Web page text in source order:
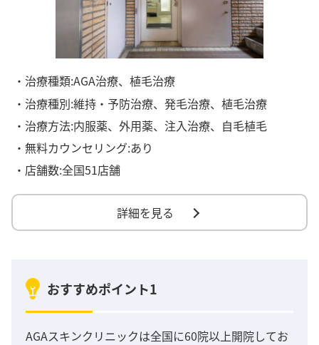
・治療種類:AGA治療、植毛治療
・治療種別:維持・予防治療、発毛治療、植毛治療
・治療方法:内服薬、外用薬、注入治療、自毛植毛
・無料カウンセリング:あり
・店舗数:全国51店舗
詳細を見る
おすすめポイント1
AGAスキンクリニックは全国に60院以上開院してお